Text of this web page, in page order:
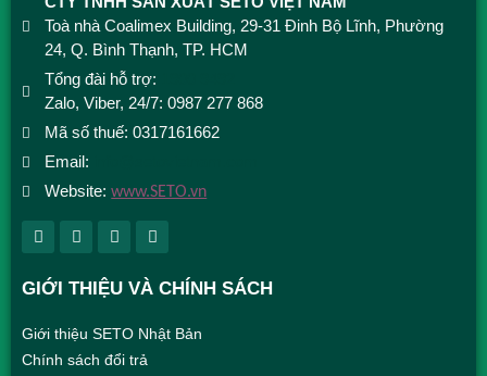
Toà nhà Coalimex Building, 29-31 Đinh Bộ Lĩnh, Phường
24, Q. Bình Thạnh, TP. HCM
Tổng đài hỗ trợ:
Zalo, Viber, 24/7: 0987 277 868
Mã số thuế: 0317161662
Email:
Website:www.SETO.vn
GIỚI THIỆU VÀ CHÍNH SÁCH
Giới thiệu SETO Nhật Bản
Chính sách đổi trả